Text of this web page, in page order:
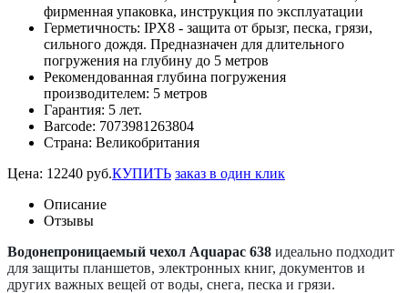
фирменная упаковка, инструкция по эксплуатации
Герметичность: IPX8 - защита от брызг, песка, грязи,
сильного дождя. Предназначен для длительного
погружения на глубину до 5 метров
Рекомендованная глубина погружения
производителем: 5 метров
Гарантия: 5 лет.
Barcode: 7073981263804
Страна: Великобритания
Цена: 12240 руб.КУПИТЬ заказ в один клик
Описание
Отзывы
Водонепроницаемый чехол Aquapac 638 идеально подходит
для защиты планшетов, электронных книг, документов и
других важных вещей от воды, снега, песка и грязи.